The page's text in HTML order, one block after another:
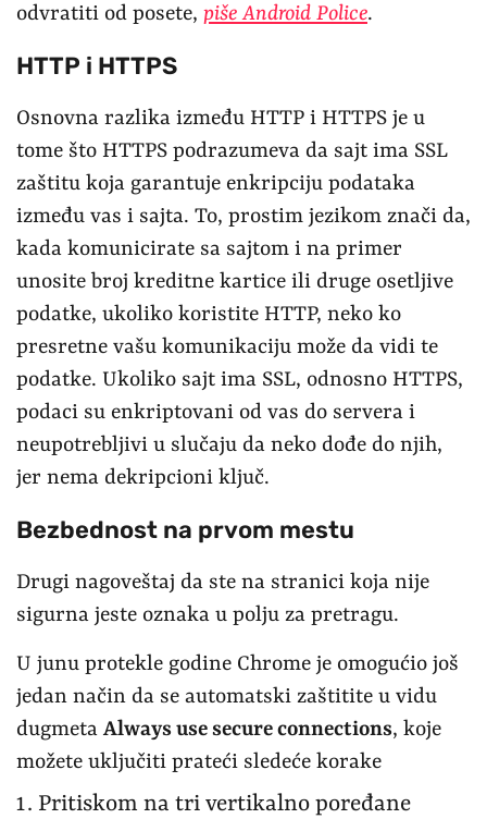
odvratiti od posete, piše Android Police.
HTTP i HTTPS
Osnovna razlika između HTTP i HTTPS je u
tome što HTTPS podrazumeva da sajt ima SSL
zaštitu koja garantuje enkripciju podataka
između vas i sajta. To, prostim jezikom znači da,
kada komunicirate sa sajtom i na primer
unosite broj kreditne kartice ili druge osetljive
podatke, ukoliko koristite HTTP, neko ko
presretne vašu komunikaciju može da vidi te
podatke. Ukoliko sajt ima SSL, odnosno HTTPS,
podaci su enkriptovani od vas do servera i
neupotrebljivi u slučaju da neko dođe do njih,
jer nema dekripcioni ključ.
Bezbednost na prvom mestu
Drugi nagoveštaj da ste na stranici koja nije
sigurna jeste oznaka u polju za pretragu.
U junu protekle godine Chrome je omogućio još
jedan način da se automatski zaštitite u vidu
dugmeta Always use secure connections, koje
možete uključiti prateći sledeće korake
Pritiskom na tri vertikalno poređane